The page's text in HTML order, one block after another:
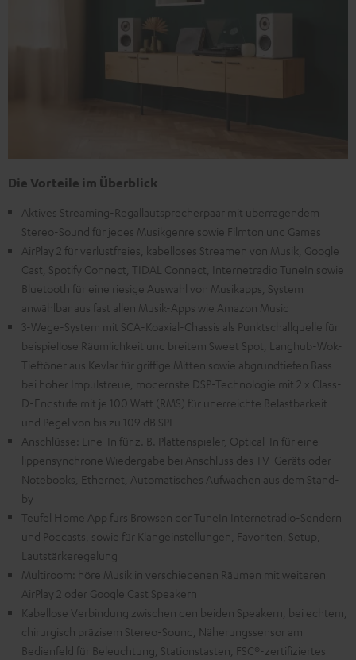
Die Vorteile im Überblick
Aktives Streaming-Regallautsprecherpaar mit überragendem
Stereo-Sound für jedes Musikgenre sowie Filmton und Games
AirPlay 2 für verlustfreies, kabelloses Streamen von Musik, Google
Cast, Spotify Connect, TIDAL Connect, Internetradio TuneIn sowie
Bluetooth für eine riesige Auswahl von Musikapps, System
anwählbar aus fast allen Musik-Apps wie Amazon Music
3-Wege-System mit SCA-Koaxial-Chassis als Punktschallquelle für
beispiellose Räumlichkeit und breitem Sweet Spot, Langhub-Wok-
Tieftöner aus Kevlar für griffige Mitten sowie abgrundtiefen Bass
bei hoher Impulstreue, modernste DSP-Technologie mit 2 x Class-
D-Endstufe mit je 100 Watt (RMS) für unerreichte Belastbarkeit
und Pegel von bis zu 109 dB SPL
Anschlüsse: Line-In für z. B. Plattenspieler, Optical-In für eine
lippensynchrone Wiedergabe bei Anschluss des TV-Geräts oder
Notebooks, Ethernet, Automatisches Aufwachen aus dem Stand-
by
Teufel Home App fürs Browsen der TuneIn Internetradio-Sendern
und Podcasts, sowie für Klangeinstellungen, Favoriten, Setup,
Lautstärkeregelung
Multiroom: höre Musik in verschiedenen Räumen mit weiteren
AirPlay 2 oder Google Cast Speakern
Kabellose Verbindung zwischen den beiden Speakern, bei echtem,
chirurgisch präzisem Stereo-Sound, Näherungssensor am
Bedienfeld für Beleuchtung, Stationstasten, FSC®-zertifiziertes